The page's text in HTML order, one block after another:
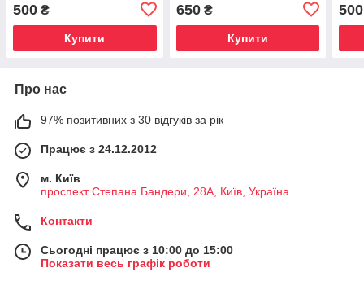
500 ₴
Купити
650₴
Купити
500
Про нас
97% позитивних з 30 відгуків за рік
Працює з 24.12.2012
м. Київ
проспект Степана Бандери, 28А, Київ, Україна
Контакти
Сьогодні працює з 10:00 до 15:00
Показати весь графік роботи